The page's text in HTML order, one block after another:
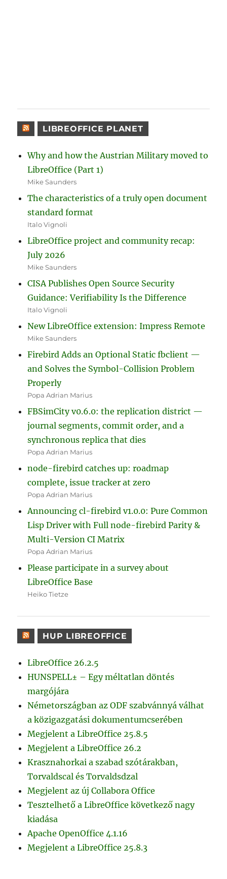
LIBREOFFICE PLANET
Why and how the Austrian Military moved to
LibreOffice (Part 1)
Mike Saunders
The characteristics of a truly open document
standard format
Italo Vignoli
LibreOffice project and community recap:
July 2026
Mike Saunders
CISA Publishes Open Source Security
Guidance: Verifiability Is the Difference
Italo Vignoli
New LibreOffice extension: Impress Remote
Mike Saunders
Firebird Adds an Optional Static fbclient —
and Solves the Symbol-Collision Problem
Properly
Popa Adrian Marius
FBSimCity v0.6.0: the replication district —
journal segments, commit order, and a
synchronous replica that dies
Popa Adrian Marius
node-firebird catches up: roadmap
complete, issue tracker at zero
Popa Adrian Marius
Announcing cl-firebird v1.0.0: Pure Common
Lisp Driver with Full node-firebird Parity &
Multi-Version CI Matrix
Popa Adrian Marius
Please participate in a survey about
LibreOffice Base
Heiko Tietze
HUP LIBREOFFICE
LibreOffice 26.2.5
HUNSPELL± – Egy méltatlan döntés
margójára
Németországban az ODF szabvánnyá válhat
a közigazgatási dokumentumcserében
Megjelent a LibreOffice 25.8.5
Megjelent a LibreOffice 26.2
Krasznahorkai a szabad szótárakban,
Torvaldscal és Torvaldsdzal
Megjelent az új Collabora Office
Tesztelhető a LibreOffice következő nagy
kiadása
Apache OpenOffice 4.1.16
Megjelent a LibreOffice 25.8.3